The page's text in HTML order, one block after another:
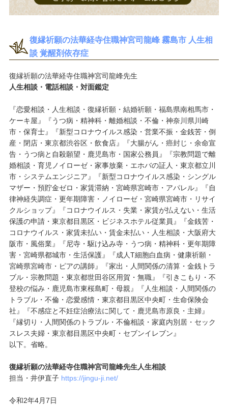
復縁祈願の法華経寺住職神宮司龍峰 霧島市 人生相
談 覚醒剤依存症
復縁祈願の法華経寺住職神宮司龍峰先生
人生相談・電話相談・対面鑑定
『恋愛相談・人生相談・復縁祈願・結婚祈願・福島県南相馬市・
ケーキ屋』『うつ病・精神科・離婚相談・不倫・神奈川県川崎
市・保育士』『新型コロナウイルス感染・営業不振・金銭苦・倒
産・閉店・東京都渋谷区・飲食店』『大腸がん・癌封じ・余命宣
告・うつ病と自殺願望・鹿児島市・国家公務員』『宗教問題で離
婚相談・育児ノイローゼ・家事放棄・エホバの証人・東京都立川
市・システムエンジニア』『新型コロナウイルス感染・シングル
マザー・預貯金ゼロ・家賃滞納・宮崎県宮崎市・アパレル』『自
律神経失調症・更年期障害・ノイローゼ・宮崎県宮崎市・リサイ
クルショップ』『コロナウイルス・失業・家賃が払えない・生活
保護の申請・東京都目黒区・ビジネスホテル従業員』『金銭苦・
コロナウイルス・家賃未払い・賃金未払い・人生相談・大阪府大
阪市・風俗業』『尼寺・駆け込み寺・うつ病・精神科・更年期障
害・宮崎県都城市・生活保護』『成人T細胞白血病・健康祈願・
宮崎県宮崎市・ピアの講師』『家出・人間関係の清算・金銭トラ
ブル・宗教問題・東京都世田谷区用賀・無職』『引きこもり・不
登校の悩み・鹿児島市東桜島町・母親』『人生相談・人間関係の
トラブル・不倫・恋愛感情・東京都目黒区中央町・生命保険会
社』『不感症と不妊症治療法に関して・鹿児島市原良・主婦』
『縁切り・人間関係のトラブル・不倫相談・家庭内別居・セック
スレス夫婦・東京都目黒区中央町・セブンイレブン』
以下。省略。
復縁祈願の法華経寺住職神宮司龍峰先生人生相談
担当・井伊直子 https://jingu-ji.net/
令和2年4月7日